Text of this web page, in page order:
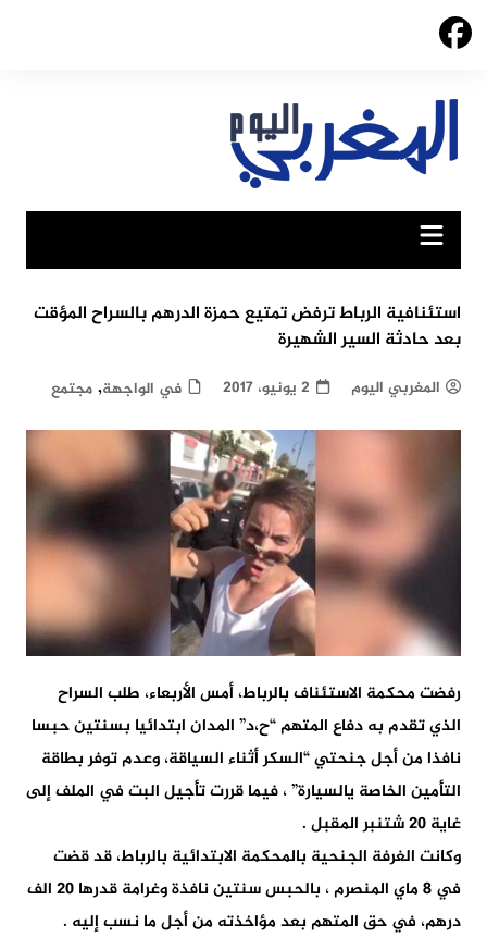
Skip
استئنافية الرباط ترفض تمتيع حمزة الدرهم بالسراح المؤقت
بعد حادثة السير الشهيرة
المغربي اليوم 2 يونيو، 2017 في الواجهة, مجتمع
رفضت محكمة الاستئناف بالرباط، أمس الأربعاء، طلب السراح
الذي تقدم به دفاع المتهم “ح،د” المدان ابتدائيا بسنتين حبسا
نافذا من أجل جنحتي “السكر أثناء السياقة، وعدم توفر بطاقة
التأمين الخاصة يالسيارة” ، فيما قررت تأجيل البت في الملف إلى
غاية 20 شتنبر المقبل .
وكانت الغرفة الجنحية بالمحكمة الابتدائية بالرباط، قد قضت
في 8 ماي المنصرم ، بالحبس سنتين نافذة وغرامة قدرها 20 الف
درهم، في حق المتهم بعد مؤاخذته من أجل ما نسب إليه .